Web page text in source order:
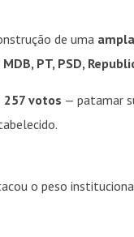
de uma
MDB, PT, PSD,
257 votos — patamar
o peso